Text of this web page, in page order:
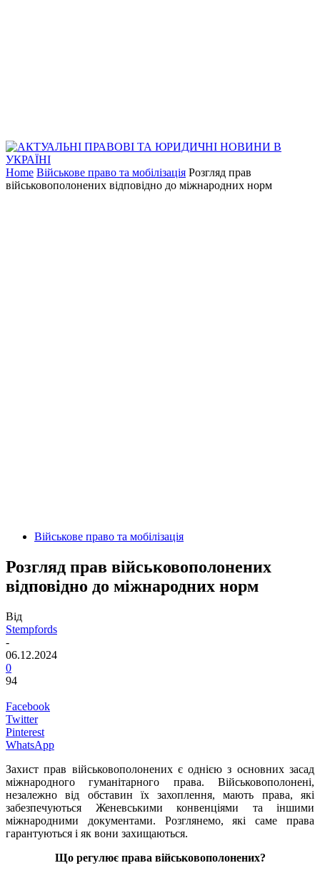
Home Військове право та мобілізація Розгляд прав
військовополонених відповідно до міжнародних норм
Військове право та мобілізація
Розгляд прав військовополонених
відповідно до міжнародних норм
Від
Stempfords
-
06.12.2024
0
94
Facebook
Twitter
Pinterest
WhatsApp
Захист прав військовополонених є однією з основних засад
міжнародного гуманітарного права. Військовополонені,
незалежно від обставин їх захоплення, мають права, які
забезпечуються Женевськими конвенціями та іншими
міжнародними документами. Розглянемо, які саме права
гарантуються і як вони захищаються.
Що регулює права військовополонених?